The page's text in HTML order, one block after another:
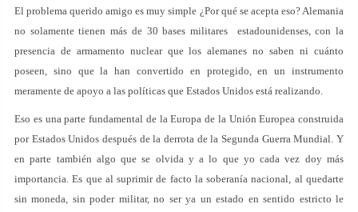
El problema querido amigo es muy simple ¿Por qué se acepta eso? Alemania
no solamente tienen más de 30 bases militares estadounidenses, con la
presencia de armamento nuclear que los alemanes no saben ni cuánto
poseen, sino que la han convertido en protegido, en un instrumento
meramente de apoyo a las políticas que Estados Unidos está realizando.
Eso es una parte fundamental de la Europa de la Unión Europea construida
por Estados Unidos después de la derrota de la Segunda Guerra Mundial. Y
en parte también algo que se olvida y a lo que yo cada vez doy más
importancia. Es que al suprimir de facto la soberanía nacional, al quedarte
sin moneda, sin poder militar, no ser ya un estado en sentido estricto le